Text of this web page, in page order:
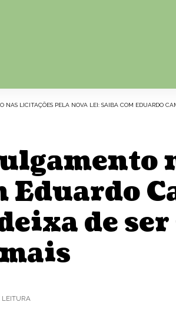
NAS LICITAÇÕES PELA NOVA LEI: SAIBA COM EDUARDO
Eduardo
de
LEITURA